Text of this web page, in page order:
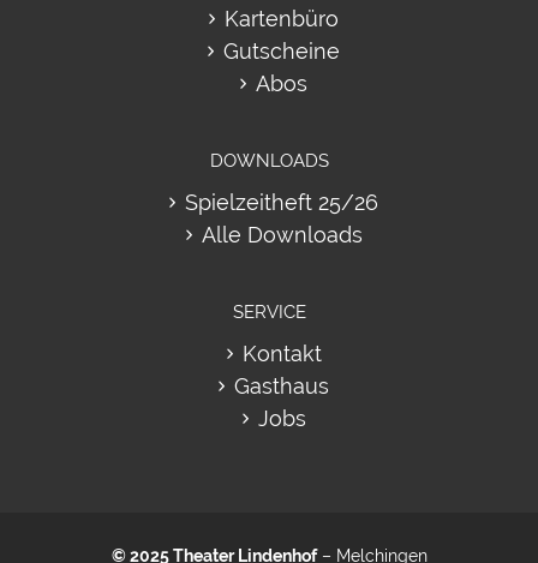
Kartenbüro
Gutscheine
Abos
DOWNLOADS
Spielzeitheft 25/26
Alle Downloads
SERVICE
Kontakt
Gasthaus
Jobs
© 2025Theater Lindenhof– Melchingen